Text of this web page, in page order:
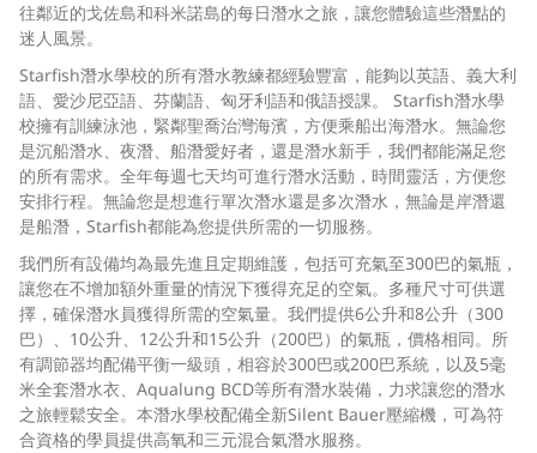
往鄰近的戈佐島和科米諾島的每日潛水之旅，讓您體驗這些潛點的
迷人風景。
Starfish潛水學校的所有潛水教練都經驗豐富，能夠以英語、義大利
語、愛沙尼亞語、芬蘭語、匈牙利語和俄語授課。 Starfish潛水學
校擁有訓練泳池，緊鄰聖喬治灣海濱，方便乘船出海潛水。無論您
是沉船潛水、夜潛、船潛愛好者，還是潛水新手，我們都能滿足您
的所有需求。全年每週七天均可進行潛水活動，時間靈活，方便您
安排行程。無論您是想進行單次潛水還是多次潛水，無論是岸潛還
是船潛，Starfish都能為您提供所需的一切服務。
我們所有設備均為最先進且定期維護，包括可充氣至300巴的氣瓶，
讓您在不增加額外重量的情況下獲得充足的空氣。多種尺寸可供選
擇，確保潛水員獲得所需的空氣量。我們提供6公升和8公升（300
巴）、10公升、12公升和15公升（200巴）的氣瓶，價格相同。所
有調節器均配備平衡一級頭，相容於300巴或200巴系統，以及5毫
米全套潛水衣、Aqualung BCD等所有潛水裝備，力求讓您的潛水
之旅輕鬆安全。本潛水學校配備全新Silent Bauer壓縮機，可為符
合資格的學員提供高氧和三元混合氣潛水服務。